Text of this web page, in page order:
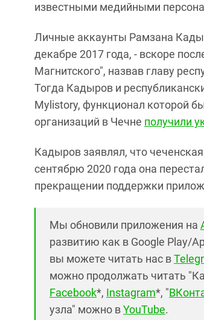
известными медийными
Личные аккаунты Рамзана
декабре 2017 года, - вскоре
Магнитского", назвав главу
Тогда Кадыров и
Mylistory, функционал которой
организаций в Чечне получили
Кадыров заявлял, что
сентябрю 2020 года она
прекращении поддержки
Мы обновили приложения на
развитию как в Google Play/
вы можете читать нас в
можно продолжать читать
Facebook*, Instagram*, "
узла" можно вYouTube.